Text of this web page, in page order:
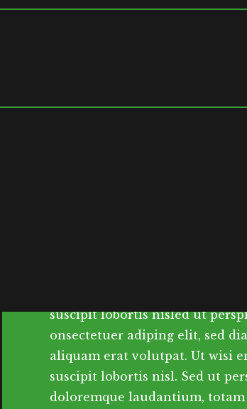
suscipit lobortis nisled ut
onsectetuer adiping elit, sed
aliquam erat volutpat. Ut wisi
suscipit lobortis nisl. Sed ut
doloremque laudantium, totam